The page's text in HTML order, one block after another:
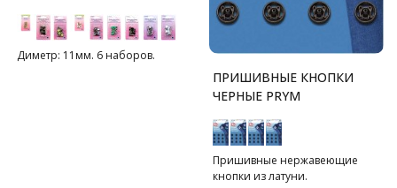
Диметр: 11мм. 6 наборов.
ПРИШИВНЫЕ КНОПКИ
ЧЕРНЫЕ PRYM
Пришивные нержавеющие
кнопки из латуни.